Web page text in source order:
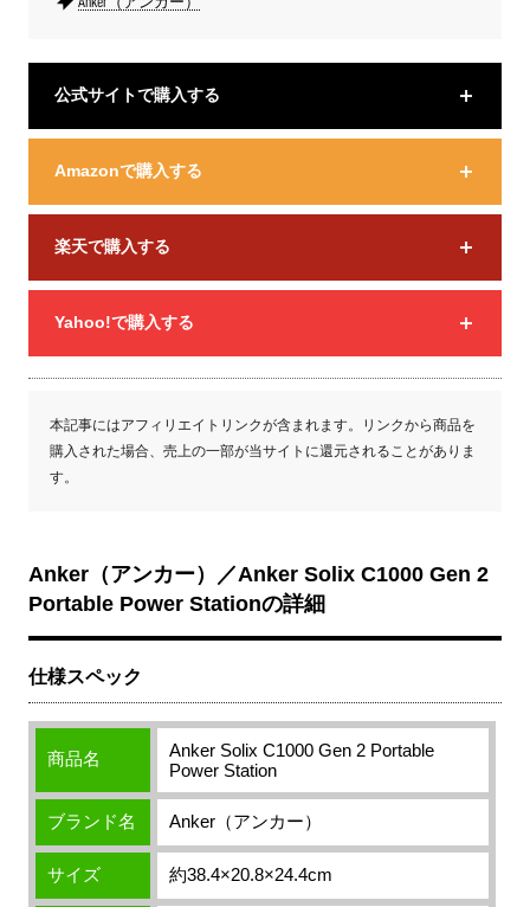
公式サイトで購入する
Amazonで購入する
楽天で購入する
Yahoo!で購入する
本記事にはアフィリエイトリンクが含まれます。リンクから商品を
購入された場合、売上の一部が当サイトに還元されることがありま
す。
Anker（アンカー）／Anker Solix C1000 Gen 2
Portable Power Stationの詳細
仕様スペック
商品名
Anker Solix C1000 Gen 2 Portable
Power Station
ブランド名 Anker（アンカー）
サイズ 約38.4×20.8×24.4cm